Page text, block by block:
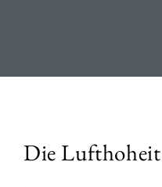
Die